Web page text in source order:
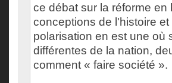
ce débat sur la réforme
conceptions de l'histoire
polarisation en est une où
différentes de la nation,
comment « faire société ».